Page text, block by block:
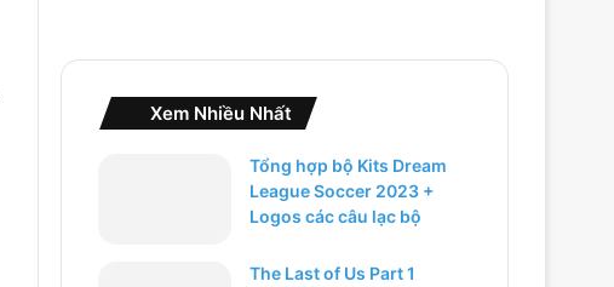
Xem Nhiều Nhất
Tổng hợp bộ Kits Dream
League Soccer 2023 +
Logos các câu lạc bộ
The Last of Us Part 1